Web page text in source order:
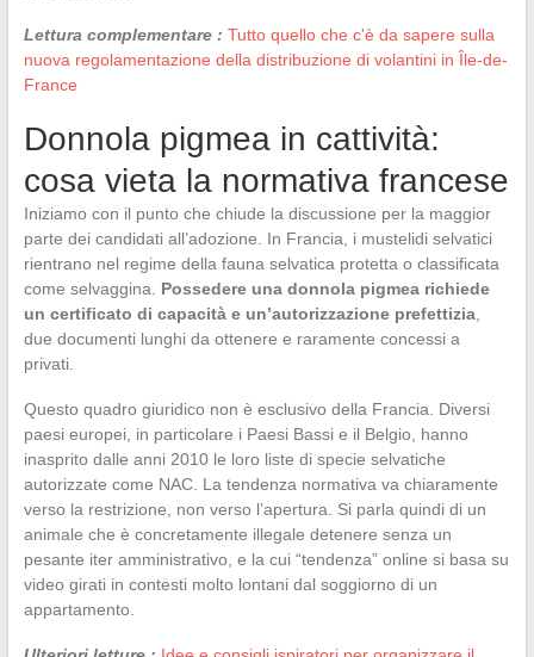
Lettura complementare : Tutto quello che c'è da sapere sulla
nuova regolamentazione della distribuzione di volantini in Île-de-
France
Donnola pigmea in cattività:
cosa vieta la normativa francese
Iniziamo con il punto che chiude la discussione per la maggior
parte dei candidati all’adozione. In Francia, i mustelidi selvatici
rientrano nel regime della fauna selvatica protetta o classificata
come selvaggina. Possedere una donnola pigmea richiede
un certificato di capacità e un’autorizzazione prefettizia,
due documenti lunghi da ottenere e raramente concessi a
privati.
Questo quadro giuridico non è esclusivo della Francia. Diversi
paesi europei, in particolare i Paesi Bassi e il Belgio, hanno
inasprito dalle anni 2010 le loro liste di specie selvatiche
autorizzate come NAC. La tendenza normativa va chiaramente
verso la restrizione, non verso l’apertura. Si parla quindi di un
animale che è concretamente illegale detenere senza un
pesante iter amministrativo, e la cui “tendenza” online si basa su
video girati in contesti molto lontani dal soggiorno di un
appartamento.